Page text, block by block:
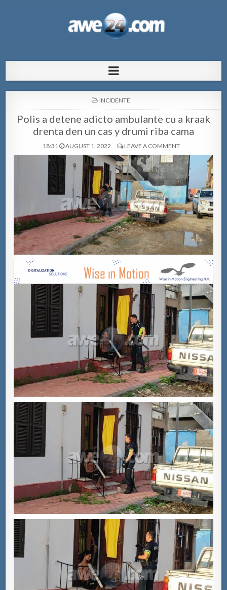
pa Aruba
POSTED
INCIDENTE
Polis a detene adicto ambulante cu a kraak
drenta den un cas y drumi riba cama
18:31 AUGUST 1, 2022 LEAVE A COMMENT